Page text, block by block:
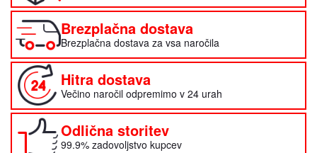
Brezplačna dostava
Brezplačna dostava za vsa naročila
Hitra dostava
Večino naročil odpremimo v 24 urah
Odlična storitev
99.9% zadovoljstvo kupcev